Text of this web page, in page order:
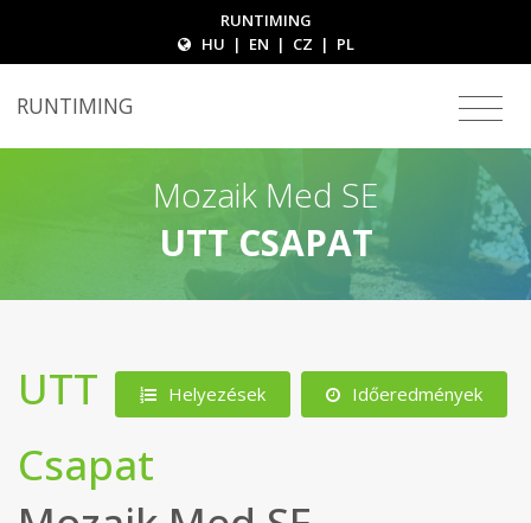
RUNTIMING
HU | EN | CZ | PL
RUNTIMING
Mozaik Med SE
UTT CSAPAT
Helyezések Időeredmények
UTT
Csapat